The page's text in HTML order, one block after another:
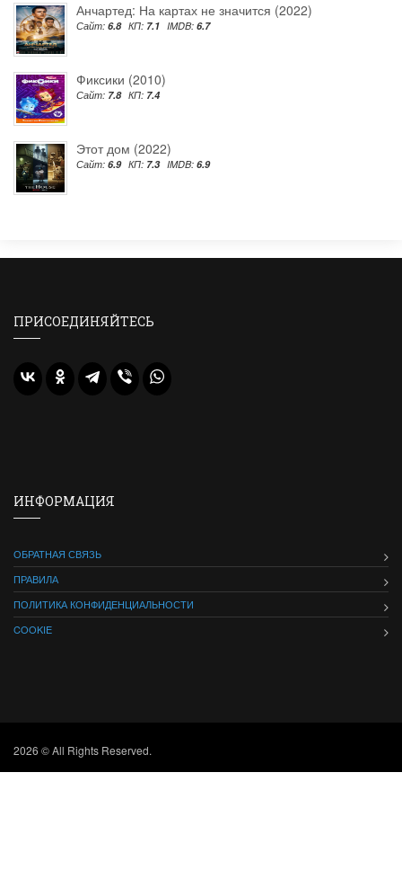
Анчартед: На картах не значится (2022)
Сайт: 6.8 КП: 7.1 IMDB: 6.7
Фиксики (2010)
Сайт: 7.8 КП: 7.4
Этот дом (2022)
Сайт: 6.9 КП: 7.3 IMDB: 6.9
ПРИСОЕДИНЯЙТЕСЬ
ИНФОРМАЦИЯ
ОБРАТНАЯ СВЯЗЬ
ПРАВИЛА
ПОЛИТИКА КОНФИДЕНЦИАЛЬНОСТИ
COOKIE
2026 © All Rights Reserved.